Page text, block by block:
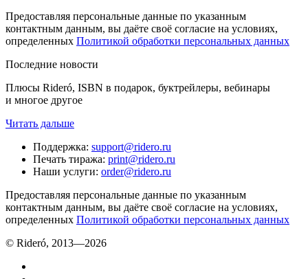
Предоставляя персональные данные по указанным
контактным данным, вы даёте своё согласие на условиях,
определенных Политикой обработки персональных данных
Последние новости
Плюсы Rideró, ISBN в подарок, буктрейлеры, вебинары
и многое другое
Читать дальше
Поддержка: support@ridero.ru
Печать тиража: print@ridero.ru
Наши услуги: order@ridero.ru
Предоставляя персональные данные по указанным
контактным данным, вы даёте своё согласие на условиях,
определенных Политикой обработки персональных данных
© Rideró, 2013—2026